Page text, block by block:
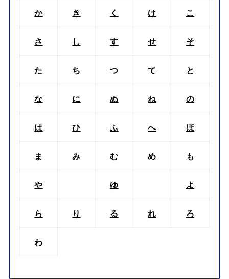
か き く け こ
さ し す せ そ
た ち つ て と
な に ぬ ね の
は ひ ふ へ ほ
ま み む め も
や ゆ よ
ら り る れ ろ
わ